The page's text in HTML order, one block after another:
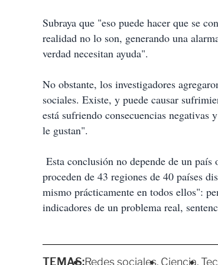
Subraya que "eso puede hacer que se
realidad no lo son, generando una
verdad necesitan ayuda".
No obstante, los investigadores
sociales. Existe, y puede causar
está sufriendo consecuencias negativas
le gustan".
Esta conclusión no depende de un
proceden de 43 regiones de 40 países
mismo prácticamente en todos ellos":
indicadores de un problema real,
TEMAS:Redes sociales Ciencia